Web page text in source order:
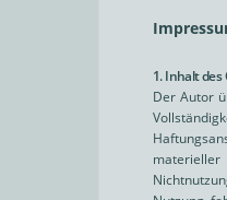
1. Inhalt
Der Autor
materieller